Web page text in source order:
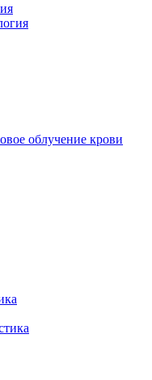
облучение крови